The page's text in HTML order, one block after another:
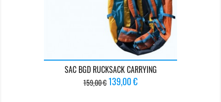
SAC BGD RUCKSACK CARRYING
Prix
159,00 €Prix
139,00 €